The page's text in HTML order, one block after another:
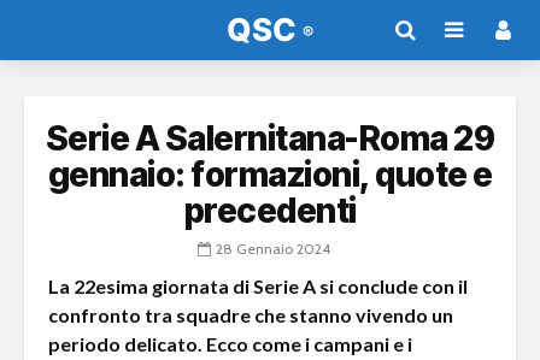
Serie A Salernitana-Roma 29
gennaio: formazioni, quote e
precedenti
28 Gennaio 2024
La 22esima giornata di Serie A si conclude con il
confronto tra squadre che stanno vivendo un
periodo delicato. Ecco come i campani e i